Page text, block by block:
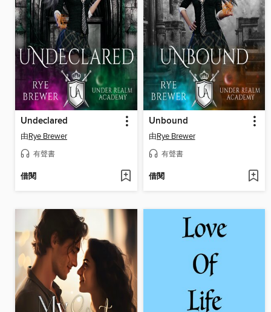
Undeclared
由Rye Brewer
有聲書
借閱
Unbound
由Rye Brewer
有聲書
借閱